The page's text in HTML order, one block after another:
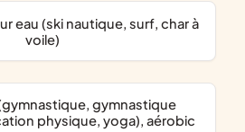
voile)
physique, yoga), aérobic